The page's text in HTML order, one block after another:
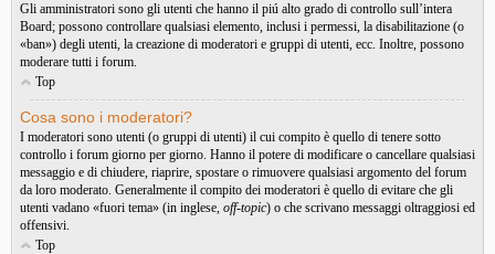
Gli amministratori sono gli utenti che hanno il piú alto grado di controllo sull’intera
Board; possono controllare qualsiasi elemento, inclusi i permessi, la disabilitazione (o
«ban») degli utenti, la creazione di moderatori e gruppi di utenti, ecc. Inoltre, possono
moderare tutti i forum.
Top
Cosa sono i moderatori?
I moderatori sono utenti (o gruppi di utenti) il cui compito è quello di tenere sotto
controllo i forum giorno per giorno. Hanno il potere di modificare o cancellare qualsiasi
messaggio e di chiudere, riaprire, spostare o rimuovere qualsiasi argomento del forum
da loro moderato. Generalmente il compito dei moderatori è quello di evitare che gli
utenti vadano «fuori tema» (in inglese, off-topic) o che scrivano messaggi oltraggiosi ed
offensivi.
Top